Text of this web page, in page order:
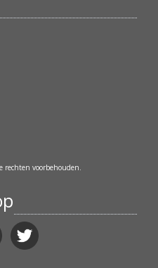
rechten voorbehouden.